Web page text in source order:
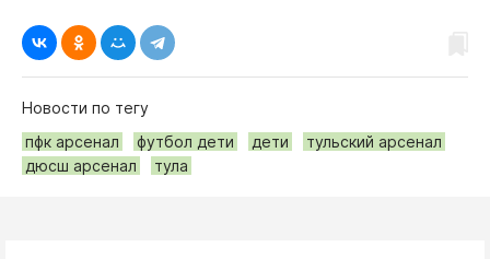
Новости по тегу
пфк арсенал
футбол дети дети
тульский арсенал
дюсш арсенал
тула